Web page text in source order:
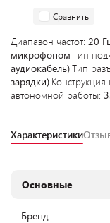
Сравнить
Диапазон частот: 20
микрофоном Тип
аудиокабель)Тип
зарядки)
автономной работы:
Характеристики
Основные
Бренд